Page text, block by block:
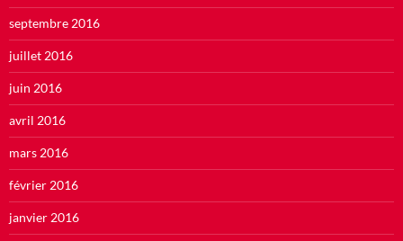
septembre 2016
juillet 2016
juin 2016
avril 2016
mars 2016
février 2016
janvier 2016